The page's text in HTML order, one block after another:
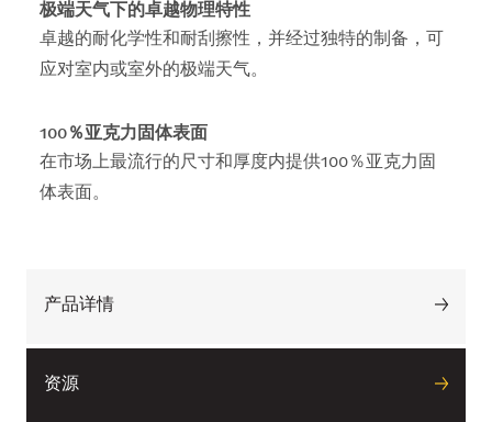
极端天气下的卓越物理特性
卓越的耐化学性和耐刮擦性，并经过独特的制备，可
应对室内或室外的极端天气。
100％亚克力固体表面
在市场上最流行的尺寸和厚度内提供100％亚克力固
体表面。
产品详情
资源